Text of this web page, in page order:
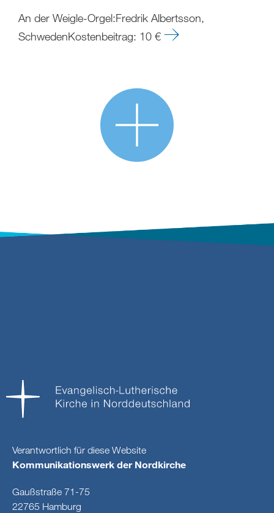
An der Weigle-Orgel:Fredrik Albertsson,
SchwedenKostenbeitrag: 10 €
Verantwortlich für diese Website
Kommunikationswerk der Nordkirche
Gaußstraße 71-75
22765 Hamburg